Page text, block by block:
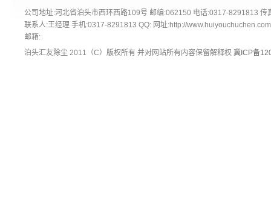
公司地址:河北省泊头市西环西路109号 邮编:062150 电话:0317-8291813
联系人:王经理 手机:0317-8291813 QQ: 网址:http://
邮箱:
泊头汇友除尘 2011（C）版权所有 并对网站所有内容保留解释权 冀ICP备